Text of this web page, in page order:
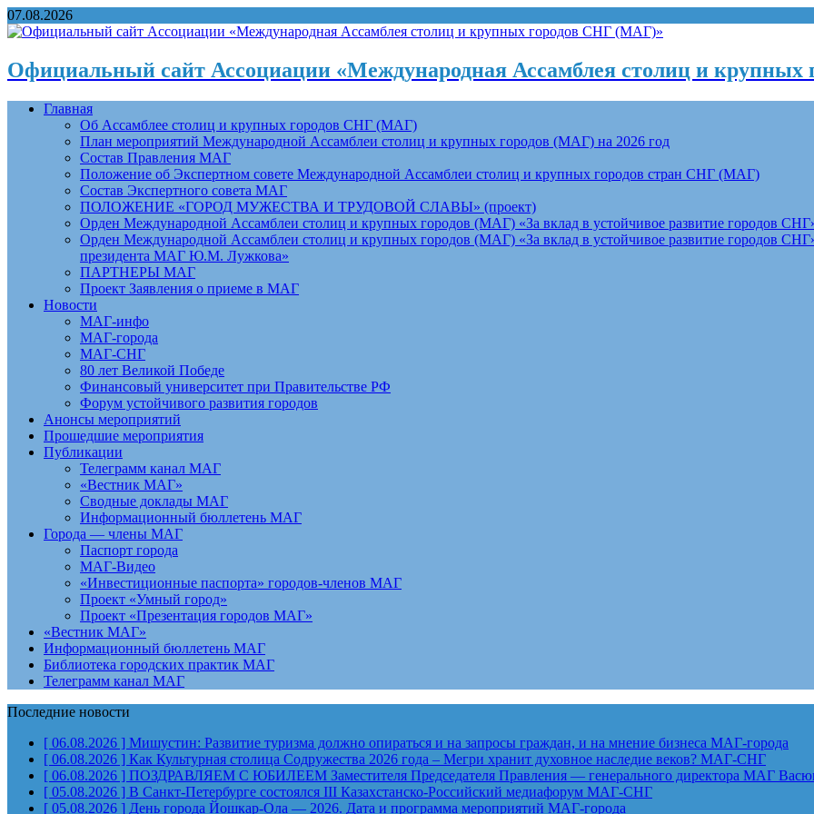
07.08.2026
Официальный сайт Ассоциации «Международная Ассамблея столиц и
Главная
Об Ассамблее столиц и крупных городов СНГ (МАГ)
План мероприятий Международной Ассамблеи столиц и крупных городов (МАГ) на 2026 год
Состав Правления МАГ
Положение об Экспертном совете Международной Ассамблеи столиц и крупных городов стран СНГ (МАГ)
Состав Экспертного совета МАГ
ПОЛОЖЕНИЕ «ГОРОД МУЖЕСТВА И ТРУДОВОЙ СЛАВЫ» (проект)
Орден Международной Ассамблеи столиц и крупных городов (МАГ) «За вклад в устойчивое развитие городов
Орден Международной Ассамблеи столиц и крупных городов (МАГ) «За вклад в устойчивое развитие городов
президента МАГ Ю.М. Лужкова»
ПАРТНЕРЫ МАГ
Проект Заявления о приеме в МАГ
Новости
МАГ-инфо
МАГ-города
МАГ-СНГ
80 лет Великой Победе
Финансовый университет при Правительстве РФ
Форум устойчивого развития городов
Анонсы мероприятий
Прошедшие мероприятия
Публикации
Телеграмм канал МАГ
«Вестник МАГ»
Сводные доклады МАГ
Информационный бюллетень МАГ
Города — члены МАГ
Паспорт города
МАГ-Видео
«Инвестиционные паспорта» городов-членов МАГ
Проект «Умный город»
Проект «Презентация городов МАГ»
«Вестник МАГ»
Информационный бюллетень МАГ
Библиотека городских практик МАГ
Телеграмм канал МАГ
Последние новости
[ 06.08.2026 ] Мишустин: Развитие туризма должно опираться и на запросы граждан, и на мнение бизнеса МАГ-города
[ 06.08.2026 ] Как Культурная столица Содружества 2026 года – Мегри хранит духовное наследие веков? МАГ-СНГ
[ 06.08.2026 ] ПОЗДРАВЛЯЕМ С ЮБИЛЕЕМ Заместителя Председателя Правления — генерального директора МАГ
[ 05.08.2026 ] В Санкт-Петербурге состоялся III Казахстанско-Российский медиафорум МАГ-СНГ
[ 05.08.2026 ] День города Йошкар-Ола — 2026. Дата и программа мероприятий МАГ-города